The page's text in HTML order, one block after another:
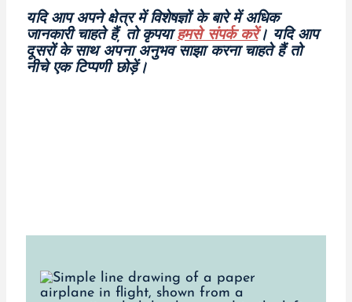
यदि आप अपने क्षेत्र में विशेषज्ञों के बारे में अधिक
जानकारी चाहते हैं, तो कृपयाहमसे संपर्क करें। यदि आप
दूसरों के साथ अपना अनुभव साझा करना चाहते हैं तो
नीचे एक टिप्पणी छोड़ें।